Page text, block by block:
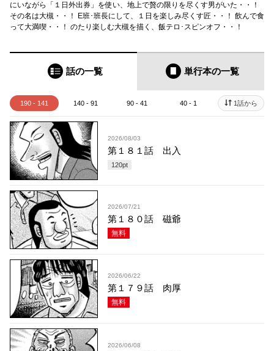
にいながら「１日外出券」を使い、地上で贅の限りを尽くす男がいた・・！
その名は大槻・・！ E班･班長にして、１日を楽しみ尽くす匠・・！ 飲んで食
って大満喫・・！ のたり楽しむ大槻を描く、飯テロ･スピンオフ・・！
話の一覧 単行本の一覧
190 - 141 140 - 91 90 - 41 40 - 1 1話から
2026/08/03
第１８１話 出入
120pt
2026/07/21
第１８０話 磁爺
無料
2026/06/22
第１７９話 肉厚
無料
2026/06/08